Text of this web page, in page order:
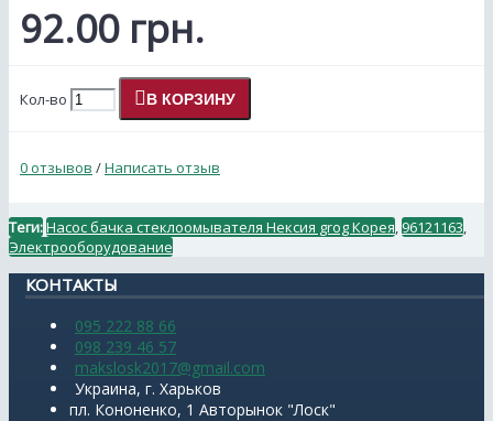
92.00 грн.
Кол-во В КОРЗИНУ
0 отзывов /Написать отзыв
Теги:Насос бачка стеклоомывателя Нексия grog Корея 96121163
Электрооборудование
КОНТАКТЫ
095 222 88 66
098 239 46 57
makslosk2017@gmail.com
Украина, г. Харьков
пл. Кононенко, 1 Авторынок "Лоск"